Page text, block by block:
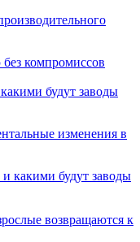
будут заводы
изменения в
возвращаются к